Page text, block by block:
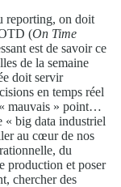
reporting, on doit
(On Time
est de savoir ce
de la semaine
doit servir
en temps réel
mauvais » point…
« big data industriel
au cœur de nos
du
production et poser
chercher des